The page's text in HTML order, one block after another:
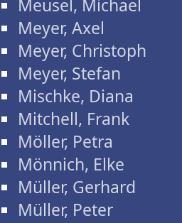
Meusel, Michael
Meyer, Axel
Meyer, Christoph
Meyer, Stefan
Mischke, Diana
Mitchell, Frank
Möller, Petra
Mönnich, Elke
Müller, Gerhard
Müller, Peter